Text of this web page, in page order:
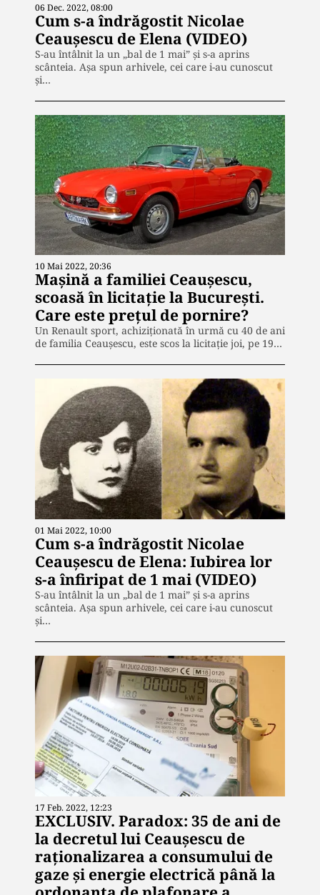
06 Dec. 2022, 08:00
Cum s-a îndrăgostit Nicolae
Ceaușescu de Elena (VIDEO)
S-au întâlnit la un „bal de 1 mai” și s-a aprins
scânteia. Așa spun arhivele, cei care i-au cunoscut
și…
10 Mai 2022, 20:36
Maşină a familiei Ceauşescu,
scoasă în licitaţie la Bucureşti.
Care este prețul de pornire?
Un Renault sport, achiziționată în urmă cu 40 de ani
de familia Ceauşescu, este scos la licitaţie joi, pe 19…
01 Mai 2022, 10:00
Cum s-a îndrăgostit Nicolae
Ceaușescu de Elena: Iubirea lor
s-a înfiripat de 1 mai (VIDEO)
S-au întâlnit la un „bal de 1 mai” și s-a aprins
scânteia. Așa spun arhivele, cei care i-au cunoscut
și…
17 Feb. 2022, 12:23
EXCLUSIV. Paradox: 35 de ani de
la decretul lui Ceaușescu de
raționalizarea a consumului de
gaze și energie electrică până la